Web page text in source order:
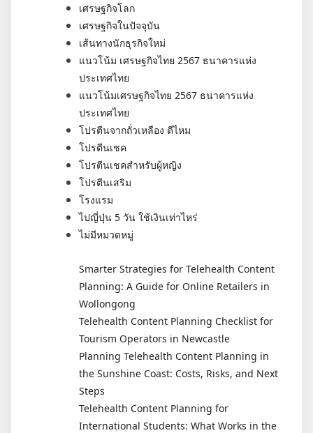
เศรษฐกิจโลก
เศรษฐกิจในปัจจุบัน
เส้นทางนักธุรกิจใหม่
แนวโน้ม เศรษฐกิจไทย 2567 ธนาคารแห่ง
ประเทศไทย
แนวโน้มเศรษฐกิจไทย 2567 ธนาคารแห่ง
ประเทศไทย
โปรตีนจากถั่วเหลือง ดีไหม
โปรตีนเชค
โปรตีนเชคสำหรับผู้หญิง
โปรตีนเสริม
โรงแรม
ไปญี่ปุ่น 5 วัน ใช้เงินเท่าไหร่
ไม่มีหมวดหมู่
Smarter Strategies for Telehealth Content
Planning: A Guide for Online Retailers in
Wollongong
Telehealth Content Planning Checklist for
Tourism Operators in Newcastle
Planning Telehealth Content Planning in
the Sunshine Coast: Costs, Risks, and Next
Steps
Telehealth Content Planning for
International Students: What Works in the